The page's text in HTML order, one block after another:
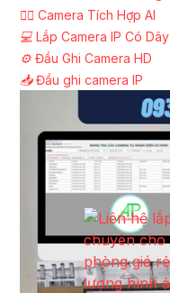
🧛‍♀️ Camera Tích Hợp AI
💻 Lắp Camera IP Có Dây
⚙️ Đầu Ghi Camera HD
📥Đầu ghi camera IP